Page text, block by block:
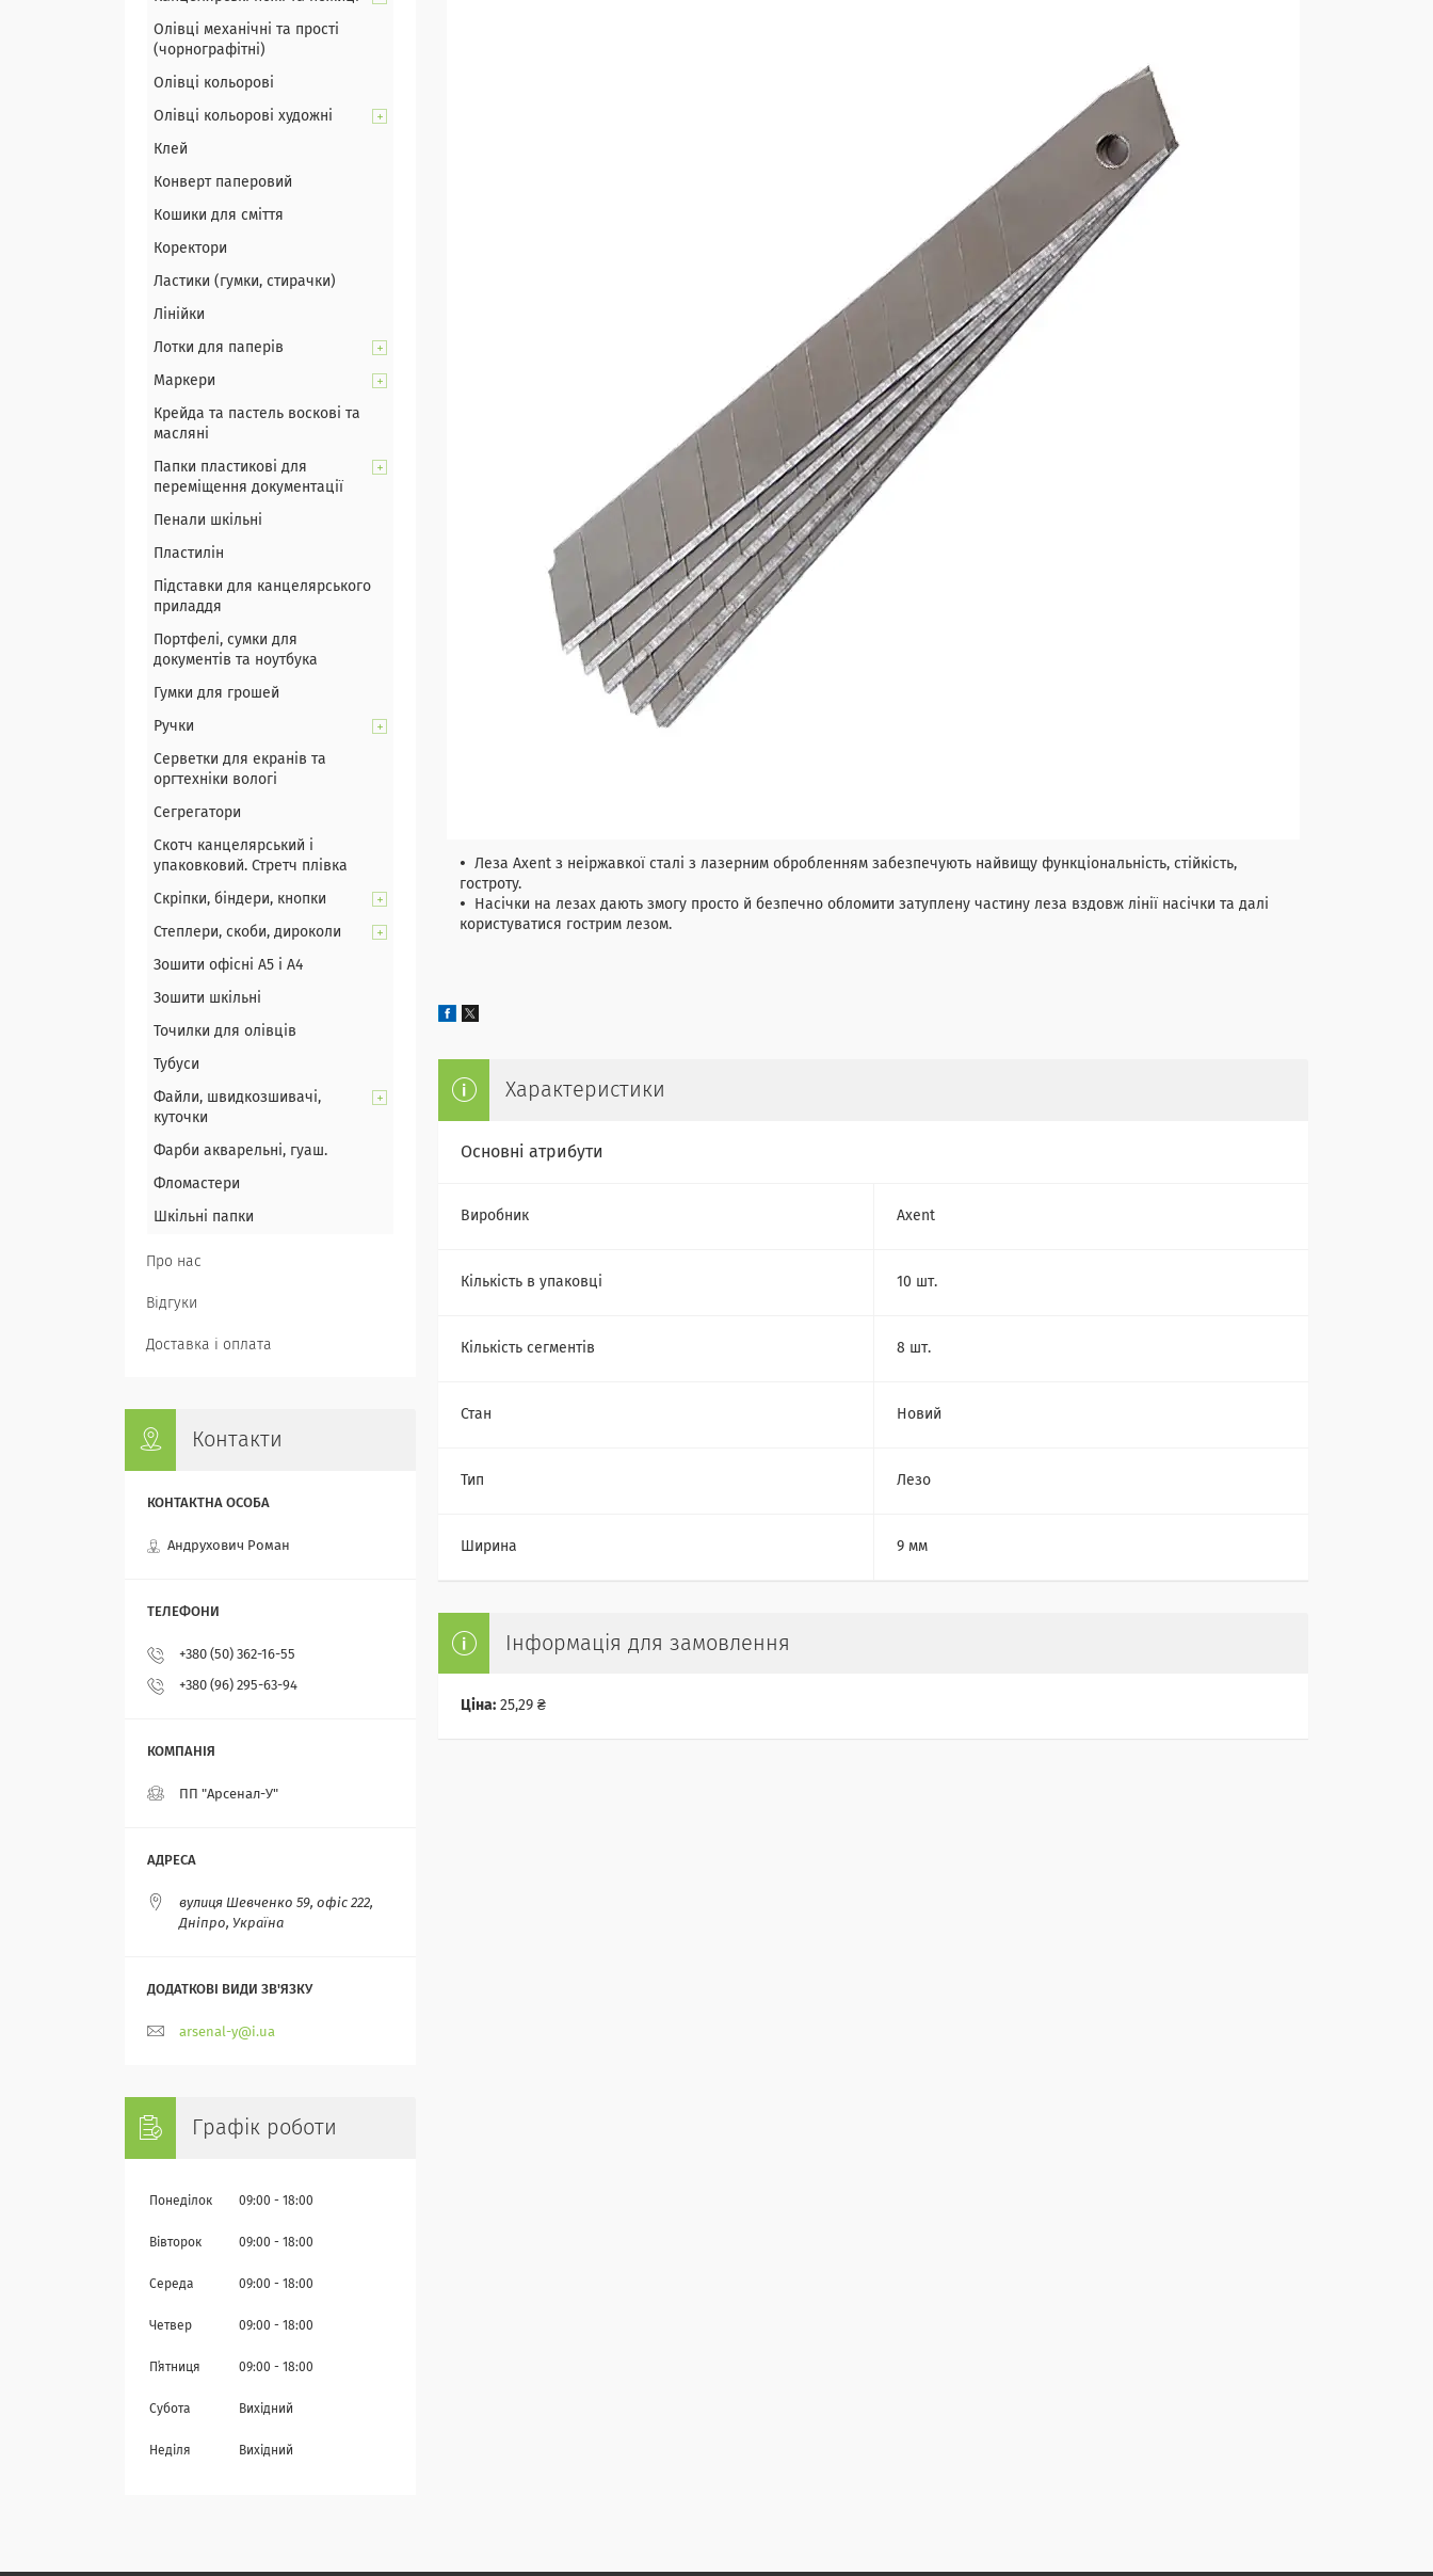
Леза Axent з неіржавкої сталі з лазерним обробленням забезпечують найвищу функціональність, стійкість,
гостроту.
Насічки на лезах дають змогу просто й безпечно обломити затуплену частину леза вздовж лінії насічки та далі
користуватися гострим лезом.
Характеристики
Основні атрибути
Виробник Axent
Кількість в упаковці 10 шт.
Кількість сегментів 8 шт.
Стан Новий
Тип Лезо
Ширина 9 мм
Інформація для замовлення
Ціна: 25,29 ₴
Олівці механічні та прості
(чорнографітні)
Олівці кольорові
Олівці кольорові художні
Клей
Конверт паперовий
Кошики для сміття
Коректори
Ластики (гумки, стирачки)
Лінійки
Лотки для паперів
Маркери
Крейда та пастель воскові та
масляні
Папки пластикові для
переміщення документації
Пенали шкільні
Пластилін
Підставки для канцелярського
приладдя
Портфелі, сумки для
документів та ноутбука
Гумки для грошей
Ручки
Серветки для екранів та
оргтехніки вологі
Сегрегатори
Скотч канцелярський і
упаковковий. Стретч плівка
Скріпки, біндери, кнопки
Степлери, скоби, дироколи
Зошити офісні А5 і А4
Зошити шкільні
Точилки для олівців
Тубуси
Файли, швидкозшивачі,
куточки
Фарби акварельні, гуаш.
Фломастери
Шкільні папки
Про нас
Відгуки
Доставка і оплата
Контакти
Андрухович Роман
+380 (50) 362-16-55
+380 (96) 295-63-94
ПП "Арсенал-У"
вулиця Шевченко 59, офіс 222,
Дніпро, Україна
arsenal-y@i.ua
Графік роботи
Понеділок 09:00 18:00
Вівторок 09:00 18:00
Середа 09:00 18:00
Четвер 09:00 18:00
Пʼятниця 09:00 18:00
Субота Вихідний
Неділя Вихідний